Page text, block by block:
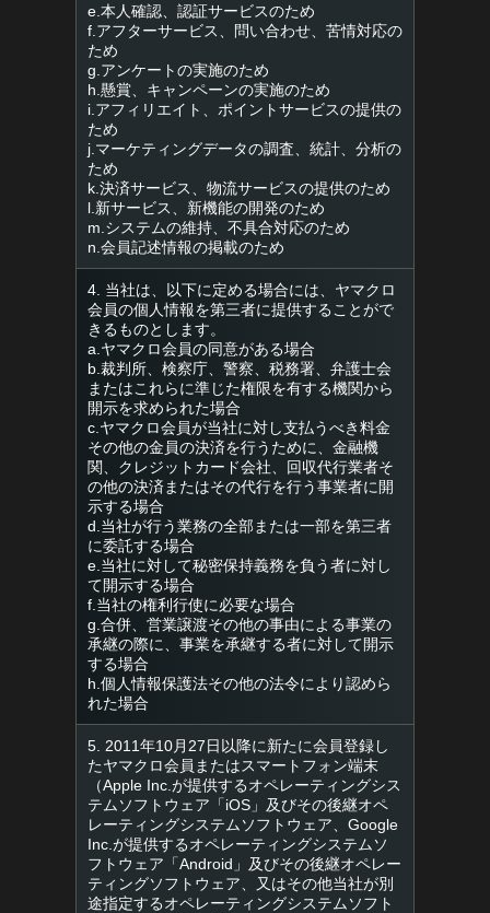
e.本人確認、認証サービスのため
f.アフターサービス、問い合わせ、苦情対応の
ため
g.アンケートの実施のため
h.懸賞、キャンペーンの実施のため
i.アフィリエイト、ポイントサービスの提供の
ため
j.マーケティングデータの調査、統計、分析の
ため
k.決済サービス、物流サービスの提供のため
l.新サービス、新機能の開発のため
m.システムの維持、不具合対応のため
n.会員記述情報の掲載のため
4. 当社は、以下に定める場合には、ヤマクロ
会員の個人情報を第三者に提供することがで
きるものとします。
a.ヤマクロ会員の同意がある場合
b.裁判所、検察庁、警察、税務署、弁護士会
またはこれらに準じた権限を有する機関から
開示を求められた場合
c.ヤマクロ会員が当社に対し支払うべき料金
その他の金員の決済を行うために、金融機
関、クレジットカード会社、回収代行業者そ
の他の決済またはその代行を行う事業者に開
示する場合
d.当社が行う業務の全部または一部を第三者
に委託する場合
e.当社に対して秘密保持義務を負う者に対し
て開示する場合
f.当社の権利行使に必要な場合
g.合併、営業譲渡その他の事由による事業の
承継の際に、事業を承継する者に対して開示
する場合
h.個人情報保護法その他の法令により認めら
れた場合
5. 2011年10月27日以降に新たに会員登録し
たヤマクロ会員またはスマートフォン端末
（Apple Inc.が提供するオペレーティングシス
テムソフトウェア「iOS」及びその後継オペ
レーティングシステムソフトウェア、Google
Inc.が提供するオペレーティングシステムソ
フトウェア「Android」及びその後継オペレー
ティングソフトウェア、又はその他当社が別
途指定するオペレーティングシステムソフト